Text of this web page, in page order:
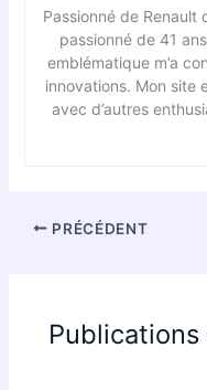
Passionné de Renault
passionné de 41
emblématique m’a
innovations. Mon site
avec d’autres
PRÉCÉDENT